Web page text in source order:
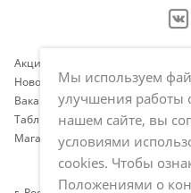
Акции
Новости
Вакансии
Таблица размеров
Магазины
Мы используем
улучшения работы
нашем сайте, вы
условиями
cookies. Чтобы
Положениями о